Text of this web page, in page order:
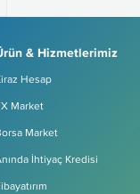
& Hizmetlerimiz
Hesap
Market
Market
İhtiyaç Kredisi